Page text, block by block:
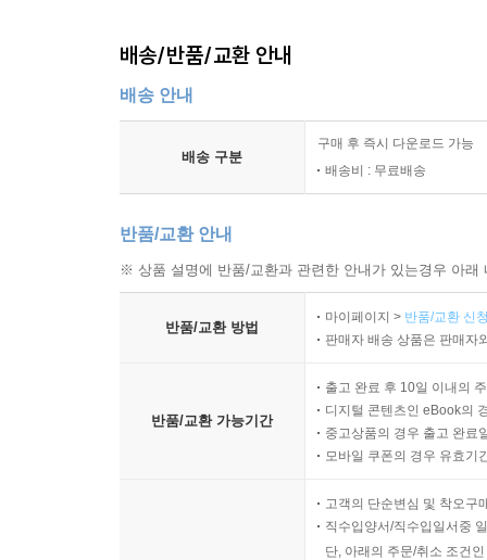
배송/반품/교환 안내
배송 안내
배송 구분
구매 후 즉시 다운로드 가능
배송비 : 무료배송
반품/교환 안내
※ 상품 설명에 반품/교환과 관련한 안내가 있는경우 아
반품/교환 방법
마이페이지 > 반품/교환 신
판매자 배송 상품은 판매자
반품/교환 가능기간
출고 완료 후 10일 이내의
디지털 콘텐츠인 eBook의
중고상품의 경우 출고 완료
모바일 쿠폰의 경우 유효기
고객의 단순변심 및 착오구
직수입양서/직수입일서중
단, 아래의 주문/취소 조건